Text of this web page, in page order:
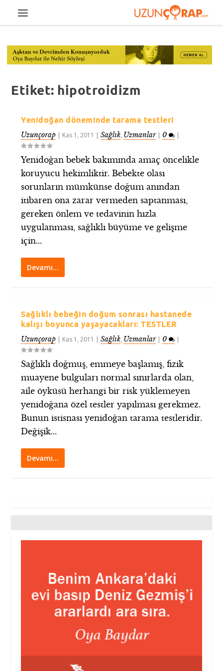
Etiket: hipotroidizm
Yenidoğan döneminde tarama testleri
Uzunçorap | Kas 1, 2011 |Sağlık, Uzmanlar| 0 |
Yenidoğan bebek bakımında amaç öncelikle
koruyucu hekimliktir. Bebekte olası
sorunların mümkünse doğum anından
itibaren ona zarar vermeden saptanması,
gereken önlem ve tedavinin hızla
uygulanması, sağlıklı büyüme ve gelişme
için...
Devamı…
Sağlıklı bebeğin doğum sonrası hastanede
kalışı boyunca yaşayacakları: TESTLER
Uzunçorap | Kas 1, 2011 |Sağlık, Uzmanlar| 0 |
Sağlıklı doğmuş, emmeye başlamış, fizik
muayene bulguları normal sınırlarda olan,
aile öyküsü herhangi bir risk yüklemeyen
yenidoğana özel testler yapılması gerekmez.
Bunun istisnası yenidoğan tarama testleridir.
Değişik...
Devamı…